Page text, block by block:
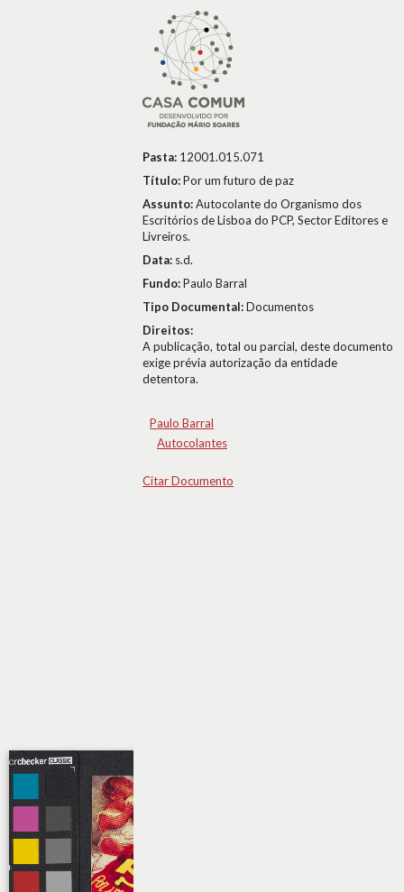
Pasta: 12001.015.071
Título:Por um futuro de paz
Assunto:Autocolante do Organismo dos
Escritórios de Lisboa do PCP, Sector Editores e
Livreiros.
Data: s.d.
Fundo:Paulo Barral
Tipo Documental:Documentos
Direitos:
A publicação, total ou parcial, deste documento
exige prévia autorização da entidade
detentora.
Paulo Barral
Autocolantes
Citar Documento